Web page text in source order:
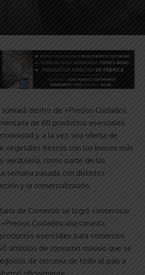
dentro de +Precios Cuidados
de 60 productos esenciales
y, a la vez, una oferta de
vegetales frescos con los bienes más
verdulería, como parte de las
semana pasada con distintos
y la comercialización.
de Comercio se logró consensuar
Cuidados una canasta
esenciales para comercios
artículos de consumo masivo que se
de cercanía de todo el país a
oficialmente.